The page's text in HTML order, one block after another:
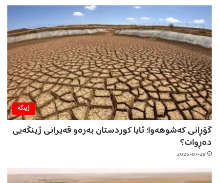
ژینگه‌
گۆڕانی کەشوهەوا؛ ئایا کوردستان بەرەو قەیرانی ژینگەیی
دەڕوات؟
2026-07-29